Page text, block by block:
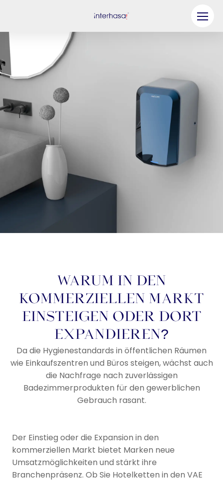
Jahren
Von Händetrocknern und automatischen
Wasserhähnen bis hin zu Wickelstationen und
Spendern für Babys bieten wir zuverlässige
Hygienelösungen für stark frequentierte Toiletten
in allen Branchen.
Ein Angebot einholen
WARUM IN DEN
KOMMERZIELLEN MARKT
EINSTEIGEN ODER DORT
EXPANDIEREN?
Da die Hygienestandards in öffentlichen Räumen
wie Einkaufszentren und Büros steigen, wächst auch
die Nachfrage nach zuverlässigen
Badezimmerprodukten für den gewerblichen
Gebrauch rasant.
Der Einstieg oder die Expansion in den
kommerziellen Markt bietet Marken neue
Umsatzmöglichkeiten und stärkt ihre
Branchenpräsenz. Ob Sie Hotelketten in den VAE
Unternehmen
Werden Sie unser Partner
Lösung
Ressourcen
Kontaktieren Sie uns